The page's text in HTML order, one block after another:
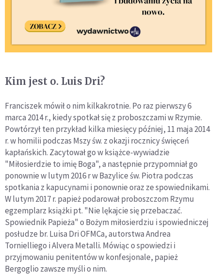
Kim jest o. Luis Dri?
Franciszek mówił o nim kilkakrotnie. Po raz pierwszy 6
marca 2014 r., kiedy spotkał się z proboszczami w Rzymie.
Powtórzył ten przykład kilka miesięcy później, 11 maja 2014
r. w homilii podczas Mszy św. z okazji rocznicy święceń
kapłańskich. Zacytował go w książce-wywiadzie
"Miłosierdzie to imię Boga", a następnie przypomniał go
ponownie w lutym 2016 r w Bazylice św. Piotra podczas
spotkania z kapucynami i ponownie oraz ze spowiednikami.
W lutym 2017 r. papież podarował proboszczom Rzymu
egzemplarz książki pt. "Nie lękajcie się przebaczać.
Spowiednik Papieża" o Bożym miłosierdziu i spowiedniczej
posłudze br. Luisa Dri OFMCa, autorstwa Andrea
Tornielliego i Alvera Metalli. Mówiąc o spowiedzi i
przyjmowaniu penitentów w konfesjonale, papież
Bergoglio zawsze myśli o nim.